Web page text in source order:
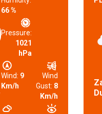
66 %
Pressure:
1021
hPa
Wind: 9
Km/h
Wind
Gust: 8
Km/h